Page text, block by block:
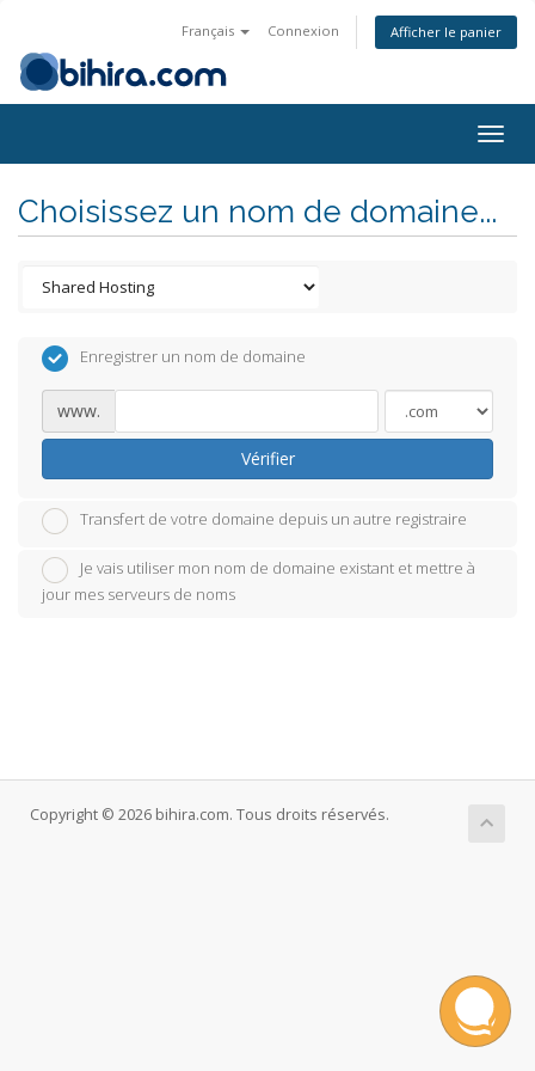
Français Connexion Afficher le panier
Choisissez un nom de domaine...
Enregistrer un nom de domaine
www.
Vérifier
Transfert de votre domaine depuis un autre registraire
Je vais utiliser mon nom de domaine existant et mettre à
jour mes serveurs de noms
Copyright © 2026 bihira.com. Tous droits réservés.